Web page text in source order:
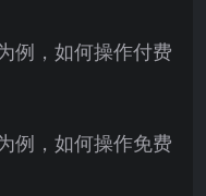
例，如何操作付费
例，如何操作免费